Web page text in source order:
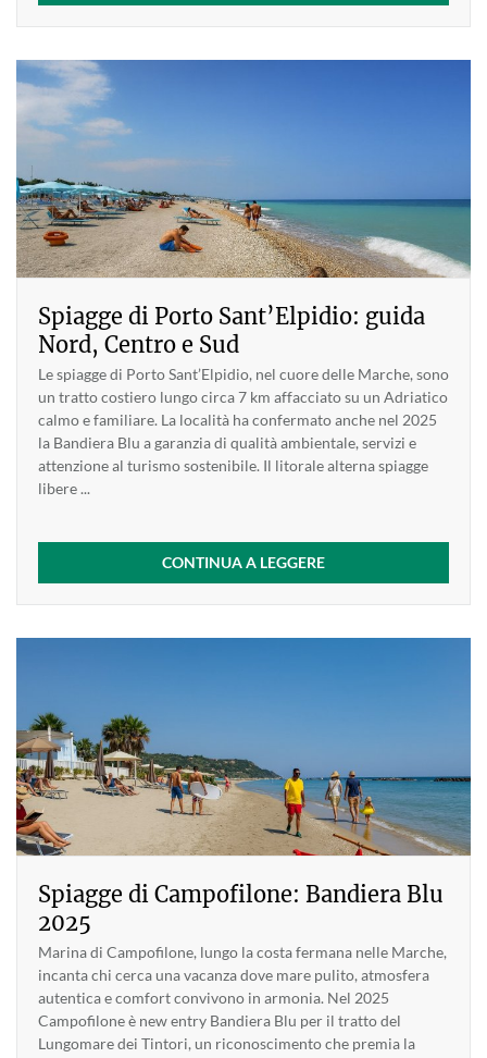
Spiagge di Porto Sant’Elpidio: guida
Nord, Centro e Sud
Le spiagge di Porto Sant’Elpidio, nel cuore delle Marche, sono
un tratto costiero lungo circa 7 km affacciato su un Adriatico
calmo e familiare. La località ha confermato anche nel 2025
la Bandiera Blu a garanzia di qualità ambientale, servizi e
attenzione al turismo sostenibile. Il litorale alterna spiagge
libere ...
CONTINUA A LEGGERE
Spiagge di Campofilone: Bandiera Blu
2025
Marina di Campofilone, lungo la costa fermana nelle Marche,
incanta chi cerca una vacanza dove mare pulito, atmosfera
autentica e comfort convivono in armonia. Nel 2025
Campofilone è new entry Bandiera Blu per il tratto del
Lungomare dei Tintori, un riconoscimento che premia la